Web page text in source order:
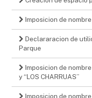
Imposicion de
Declararacion de
Parque
Imposicion de nombre
y “LOS CHARRUAS”
Imposicion de